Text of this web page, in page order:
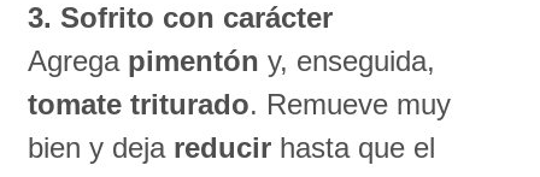
3. Sofrito con carácter
Agrega pimentón y, enseguida,
tomate triturado. Remueve muy
bien y deja reducir hasta que el